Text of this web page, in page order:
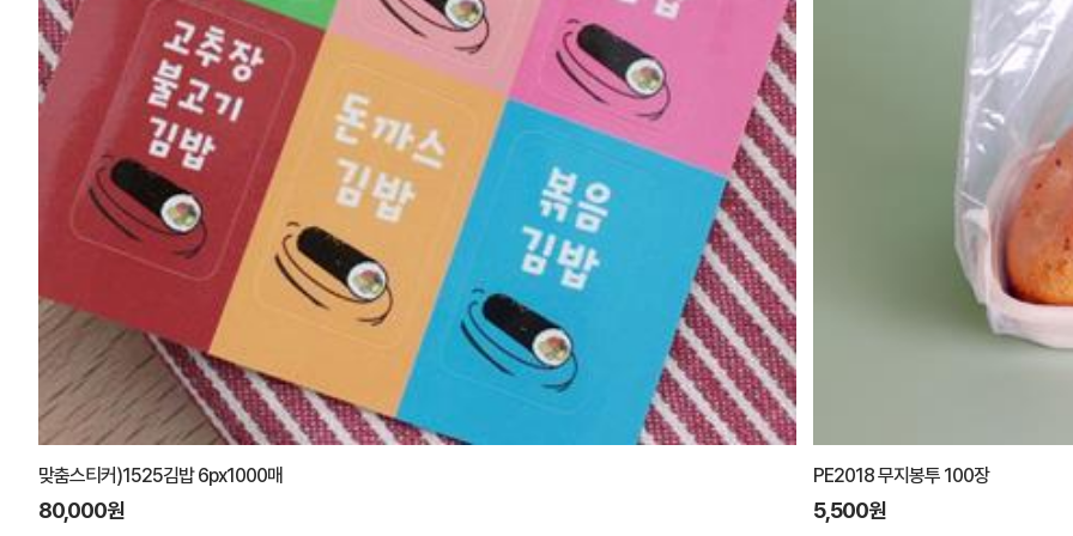
맞춤스티커)1525김밥 6px1000매
80,000원
PE2018 무지봉투 100장
5,500원